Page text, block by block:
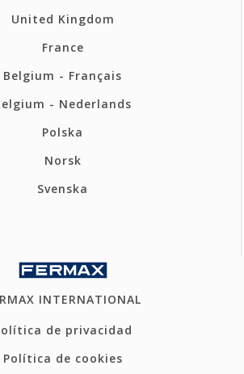
United Kingdom
France
Belgium - Français
- Nederlands
Polska
Norsk
Svenska
INTERNATIONAL
de privacidad
Política de cookies